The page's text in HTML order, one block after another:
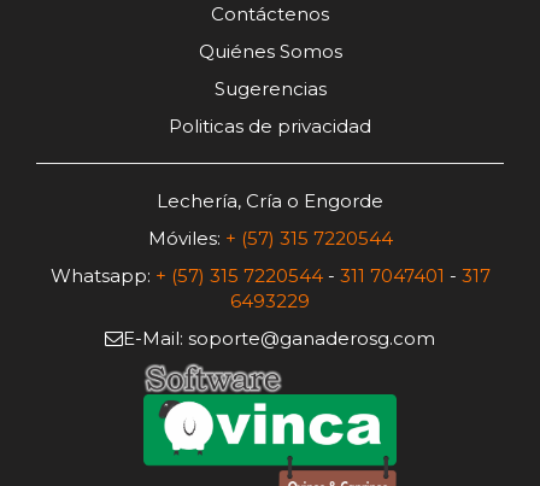
Contáctenos
Quiénes Somos
Sugerencias
Politicas de privacidad
Lechería, Cría o Engorde
Móviles: + (57) 315 7220544
Whatsapp: + (57) 315 7220544- 311 7047401 - 317
6493229
E-Mail: soporte@ganaderosg.com